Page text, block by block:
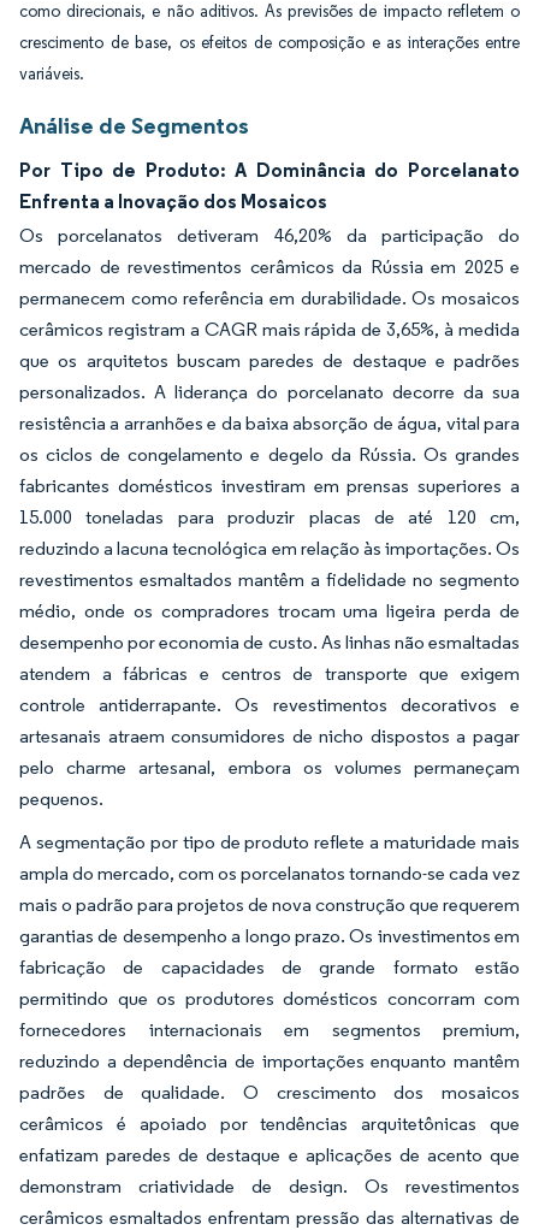
como direcionais, e não aditivos. As previsões de impacto refletem o
crescimento de base, os efeitos de composição e as interações entre
variáveis.
Análise de Segmentos
Por Tipo de Produto: A Dominância do Porcelanato
Enfrenta a Inovação dos Mosaicos
Os porcelanatos detiveram 46,20% da participação do
mercado de revestimentos cerâmicos da Rússia em 2025 e
permanecem como referência em durabilidade. Os mosaicos
cerâmicos registram a CAGR mais rápida de 3,65%, à medida
que os arquitetos buscam paredes de destaque e padrões
personalizados. A liderança do porcelanato decorre da sua
resistência a arranhões e da baixa absorção de água, vital para
os ciclos de congelamento e degelo da Rússia. Os grandes
fabricantes domésticos investiram em prensas superiores a
15.000 toneladas para produzir placas de até 120 cm,
reduzindo a lacuna tecnológica em relação às importações. Os
revestimentos esmaltados mantêm a fidelidade no segmento
médio, onde os compradores trocam uma ligeira perda de
desempenho por economia de custo. As linhas não esmaltadas
atendem a fábricas e centros de transporte que exigem
controle antiderrapante. Os revestimentos decorativos e
artesanais atraem consumidores de nicho dispostos a pagar
pelo charme artesanal, embora os volumes permaneçam
pequenos.
A segmentação por tipo de produto reflete a maturidade mais
ampla do mercado, com os porcelanatos tornando-se cada vez
mais o padrão para projetos de nova construção que requerem
garantias de desempenho a longo prazo. Os investimentos em
fabricação de capacidades de grande formato estão
permitindo que os produtores domésticos concorram com
fornecedores internacionais em segmentos premium,
reduzindo a dependência de importações enquanto mantêm
padrões de qualidade. O crescimento dos mosaicos
cerâmicos é apoiado por tendências arquitetônicas que
enfatizam paredes de destaque e aplicações de acento que
demonstram criatividade de design. Os revestimentos
cerâmicos esmaltados enfrentam pressão das alternativas de